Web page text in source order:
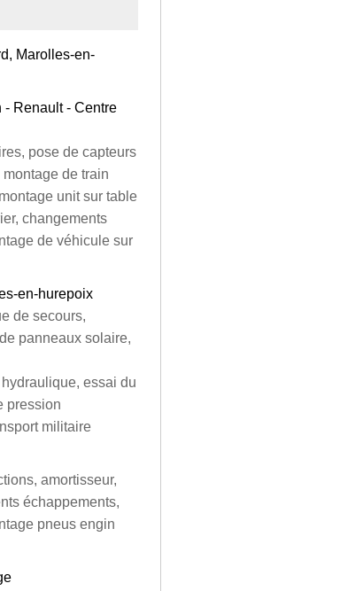
Marolles-en-
- Renault - Centre
pose de capteurs
de train
unit sur table
changements
de véhicule sur
en-hurepoix
de secours,
panneaux solaire,
essai du
pression
militaire
amortisseur,
échappements,
pneus engin